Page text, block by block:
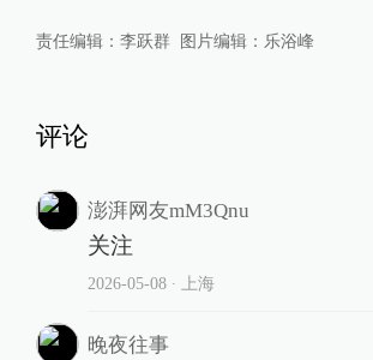
责任编辑： 李跃群 图片编辑： 乐浴峰
评论
澎湃网友mM3Qnu
关注
2026-05-08∙ 上海
晚夜往事